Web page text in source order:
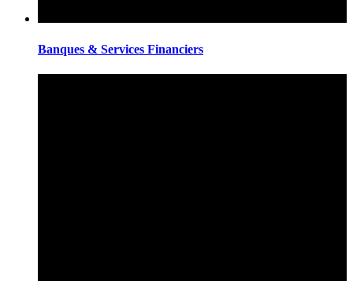
Banques & Services Financiers